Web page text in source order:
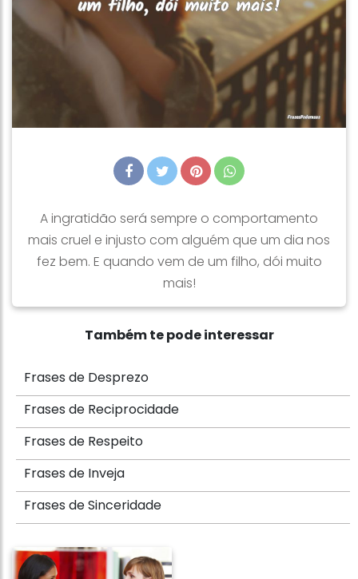
A ingratidão será sempre o comportamento
mais cruel e injusto com alguém que um dia nos
fez bem. E quando vem de um filho, dói muito
mais!
Também te pode interessar
Frases de Desprezo
Frases de Reciprocidade
Frases de Respeito
Frases de Inveja
Frases de Sinceridade